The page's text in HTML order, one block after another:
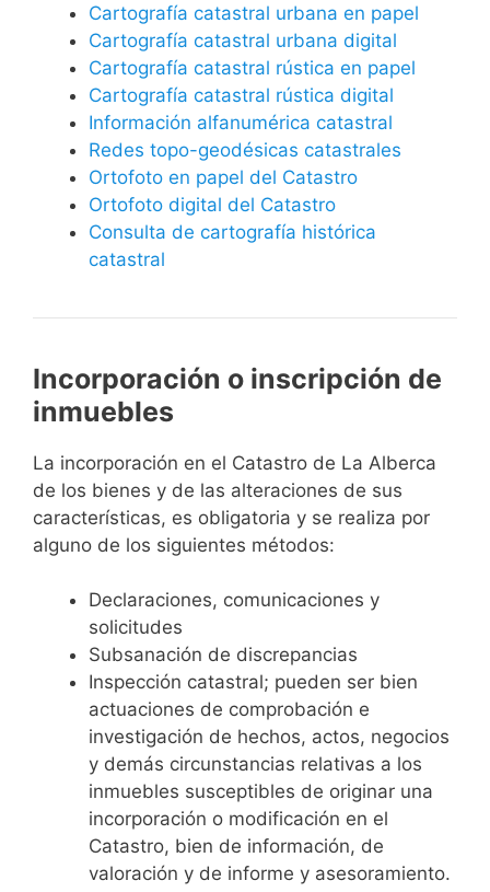
Cartografía catastral urbana en papel
Cartografía catastral urbana digital
Cartografía catastral rústica en papel
Cartografía catastral rústica digital
Información alfanumérica catastral
Redes topo-geodésicas catastrales
Ortofoto en papel del Catastro
Ortofoto digital del Catastro
Consulta de cartografía histórica
catastral
Incorporación o inscripción de
inmuebles
La incorporación en el Catastro de La Alberca
de los bienes y de las alteraciones de sus
características, es obligatoria y se realiza por
alguno de los siguientes métodos:
Declaraciones, comunicaciones y
solicitudes
Subsanación de discrepancias
Inspección catastral; pueden ser bien
actuaciones de comprobación e
investigación de hechos, actos, negocios
y demás circunstancias relativas a los
inmuebles susceptibles de originar una
incorporación o modificación en el
Catastro, bien de información, de
valoración y de informe y asesoramiento.